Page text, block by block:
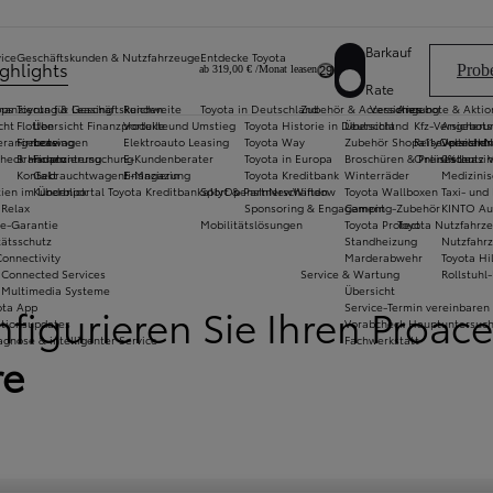
& Leasing
Übersicht Finanzprodukte
Leasing
Finanzierung
Gebrauchtwagenfinanzierung
Kundenportal Toyota Kreditbanka11yOpensInNewWindow
Versicherung
Kfz-
Onlineschutz
Reichweite
Vorteile und Umstieg
Elektroauto Leasing
E-Kundenberater
E-Magazin
Hauptuntersuchung
im Überblick
Garantie
Services
Systeme
App
& intelligenter Service
Zubehör & Accessories
Übersicht
Zubehör Shop
Broschüren & Preislisten
Winterräder
Toyota Wallboxen
Camping-Zubehör
Toyota Protect
Standheizung
Marderabwehr
Service & Wartung
Übersicht
Service-Termin vereinbaren
Vorabcheck
Fachwerkstatt
Geschäftskunden & Nutzfahrzeuge
Toyota für Geschäftskunden
Flotten
Firmenwagen
Branchen
Kontakt
Angebote &
0%
Taxi- und
KINTO
Toyota
Toyota
Entdecke Toyota
Toyota in Deutschland
Toyota Historie in Deutschland
Toyota Way
Toyota in Europa
Toyota Kreditbank
Sport & Partnerschaften
Sponsoring & Engagement
Mobilitätslösungen
ab 319,00 € /Monat leasen29
Barkauf
Rate
Sie Ihren